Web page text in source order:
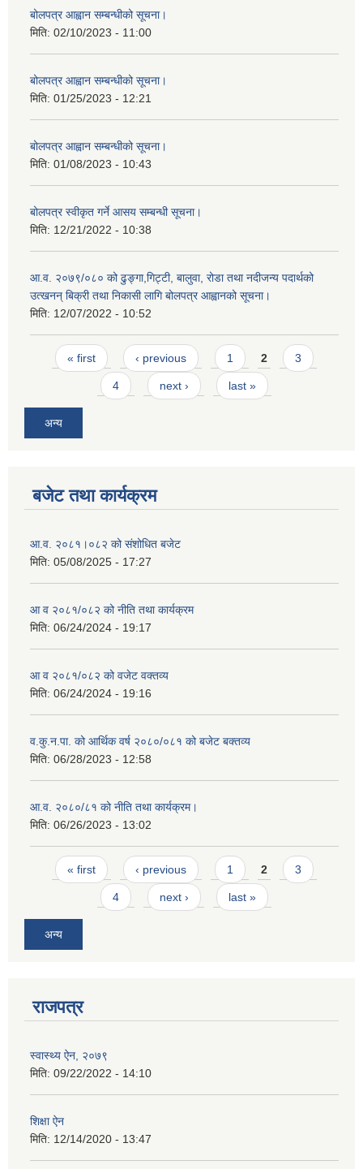
बोलपत्र आह्वान सम्बन्धीको सूचना।
मिति: 02/10/2023 - 11:00
बोलपत्र आह्वान सम्बन्धीको सूचना।
मिति: 01/25/2023 - 12:21
बोलपत्र आह्वान सम्बन्धीको सूचना।
मिति: 01/08/2023 - 10:43
बोलपत्र स्वीकृत गर्ने आसय सम्बन्धी सूचना।
मिति: 12/21/2022 - 10:38
आ.व. २०७९/०८० को ढुङ्गा,गिट्टी, बालुवा, रोडा तथा नदीजन्य पदार्थको
उत्खनन् बिक्री तथा निकासी लागि बोलपत्र आह्वानको सूचना।
मिति: 12/07/2022 - 10:52
Pages
« first ‹ previous 1 2 3
4 next › last »
अन्य
बजेट तथा कार्यक्रम
आ.व. २०८१।०८२ को संशोधित बजेट
मिति: 05/08/2025 - 17:27
आ व २०८१/०८२ को नीति तथा कार्यक्रम
मिति: 06/24/2024 - 19:17
आ व २०८१/०८२ को वजेट वक्तव्य
मिति: 06/24/2024 - 19:16
व.कु.न.पा. को आर्थिक वर्ष २०८०/०८१ को बजेट बक्तव्य
मिति: 06/28/2023 - 12:58
आ.व. २०८०/८१ को नीति तथा कार्यक्रम।
मिति: 06/26/2023 - 13:02
Pages
« first ‹ previous 1 2 3
4 next › last »
अन्य
राजपत्र
स्वास्थ्य ऐन, २०७९
मिति: 09/22/2022 - 14:10
शिक्षा ऐन
मिति: 12/14/2020 - 13:47